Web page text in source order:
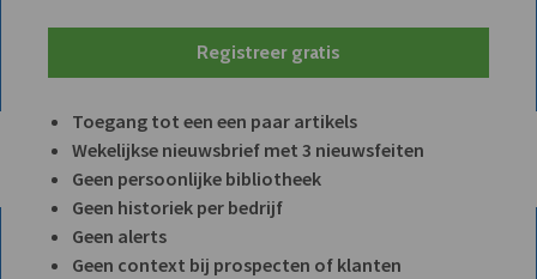
Registreer gratis
Toegang tot een een paar artikels
Wekelijkse nieuwsbrief met 3 nieuwsfeiten
Geen persoonlijke bibliotheek
Geen historiek per bedrijf
Geen alerts
Geen context bij prospecten of klanten